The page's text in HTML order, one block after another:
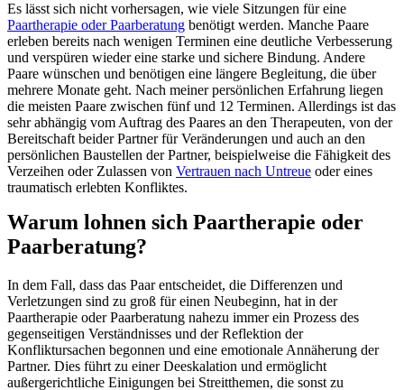
Es lässt sich nicht vorhersagen, wie viele Sitzungen für eine
Paartherapie oder Paarberatung benötigt werden. Manche Paare
erleben bereits nach wenigen Terminen eine deutliche Verbesserung
und verspüren wieder eine starke und sichere Bindung. Andere
Paare wünschen und benötigen eine längere Begleitung, die über
mehrere Monate geht. Nach meiner persönlichen Erfahrung liegen
die meisten Paare zwischen fünf und 12 Terminen. Allerdings ist das
sehr abhängig vom Auftrag des Paares an den Therapeuten, von der
Bereitschaft beider Partner für Veränderungen und auch an den
persönlichen Baustellen der Partner, beispielweise die Fähigkeit des
Verzeihen oder Zulassen von Vertrauen nach Untreue oder eines
traumatisch erlebten Konfliktes.
Warum lohnen sich Paartherapie oder
Paarberatung?
In dem Fall, dass das Paar entscheidet, die Differenzen und
Verletzungen sind zu groß für einen Neubeginn, hat in der
Paartherapie oder Paarberatung nahezu immer ein Prozess des
gegenseitigen Verständnisses und der Reflektion der
Konfliktursachen begonnen und eine emotionale Annäherung der
Partner. Dies führt zu einer Deeskalation und ermöglicht
außergerichtliche Einigungen bei Streitthemen, die sonst zu